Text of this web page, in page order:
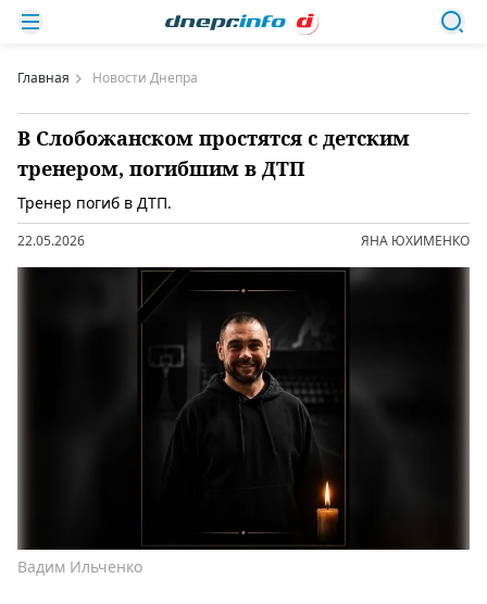
Главная Новости Днепра
В Слобожанском простятся с детским
тренером, погибшим в ДТП
Тренер погиб в ДТП.
22.05.2026 ЯНА ЮХИМЕНКО
Вадим Ильченко